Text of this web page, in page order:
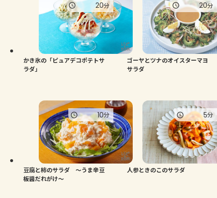
かき氷の「ピュアデコポテトサ
ラダ」
20分
ゴーヤとツナのオイスターマヨ
サラダ
20分
豆腐と柿のサラダ ～うま辛豆
板醤だれがけ～
10分
人参ときのこのサラダ
5分